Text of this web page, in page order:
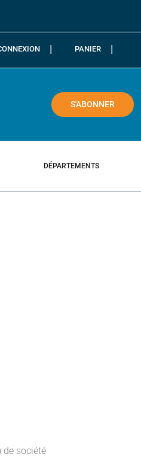
notification
PANIER
S'ABONNER
DÉPARTEMENTS
de société